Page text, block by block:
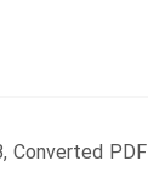
Converted PDF